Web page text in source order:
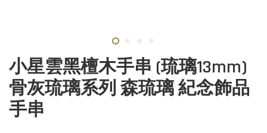
小星雲黑檀木手串 (琉璃13mm)
骨灰琉璃系列 森琉璃 紀念飾品
手串